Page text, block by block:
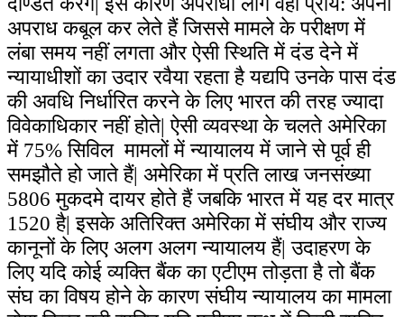
अपराध कबूल कर लेते हैं जिससे मामले के परीक्षण में
लंबा समय नहीं लगता और ऐसी स्थिति में दंड देने में
न्यायाधीशों का उदार रवैया रहता है यद्यपि उनके पास दंड
की अवधि निर्धारित करने के लिए भारत की तरह ज्यादा
विवेकाधिकार नहीं होते| ऐसी व्यवस्था के चलते अमेरिका
में 75%सिविल मामलों में न्यायालय में जाने से पूर्व ही
समझौते हो जाते हैं| अमेरिका में प्रति लाख जनसंख्या
5806 मुकदमे दायर होते हैं जबकि भारत में यह दर मात्र
1520 है| इसके अतिरिक्त अमेरिका में संघीय और राज्य
कानूनों के लिए अलग अलग न्यायालय हैं| उदाहरण के
लिए यदि कोई व्यक्ति बैंक का एटीएम तोड़ता है तो बैंक
संघ का विषय होने के कारण संघीय न्यायालय का मामला